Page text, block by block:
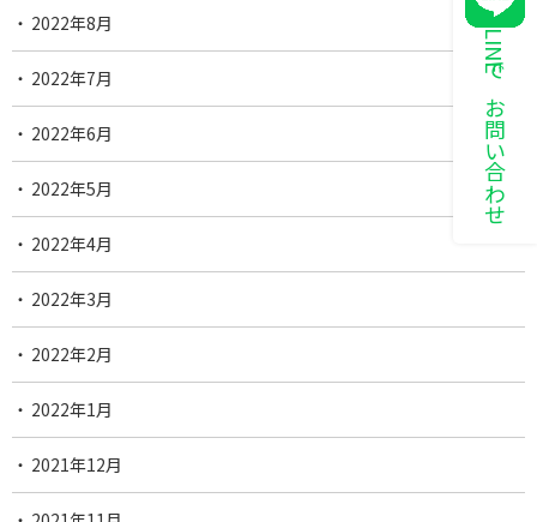
LINEでお問い合わせ
2022年8月
2022年7月
2022年6月
2022年5月
2022年4月
2022年3月
2022年2月
2022年1月
2021年12月